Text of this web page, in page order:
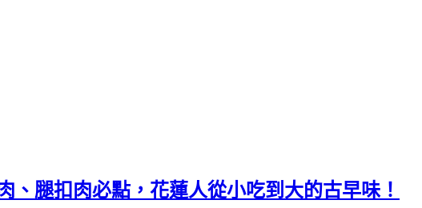
腿扣肉必點，花蓮人從小吃到大的古早味！